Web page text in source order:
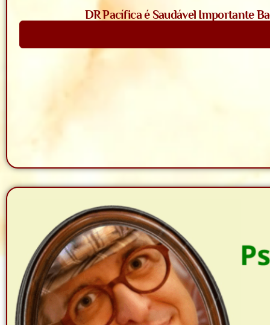
DR Pacífica é Saudável Importante